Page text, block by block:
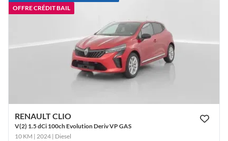
OFFRE CRÉDIT BAIL
RENAULT CLIO
V(2) 1.5 dCi 100ch Evolution Deriv VP GAS
10 KM | 2024 | Diesel